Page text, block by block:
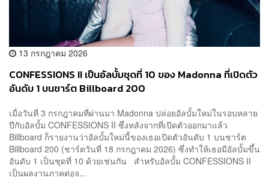
13 กรกฎาคม 2026
CONFESSIONS II เป็นอัลบั้มชุดที่ 10 ของ Madonna ที่เปิดตัว
อันดับ 1 บนชาร์ต Billboard 200
เมื่อวันที่ 3 กรกฎาคมที่ผ่านมา Madonna ปล่อยอัลบั้มใหม่ในรอบหลาย
ปีกับอัลบั้ม CONFESSIONS II ซึ่งหลังจากที่เปิดตัวออกมาแล้ว
Billboard ก็รายงานว่าอัลบั้มใหม่นี้ของเธอเปิดตัวอันดับ 1 บนชาร์ต
Billboard 200 (ชาร์ตวันที่ 18 กรกฎาคม 2026) ซึ่งทำให้เธอมีอัลบั้มขึ้น
อันดับ 1 เป็นชุดที่ 10 ด้วยเช่นกัน สำหรับอัลบั้ม CONFESSIONS II
เป็นผลงานภาคต่อจ...